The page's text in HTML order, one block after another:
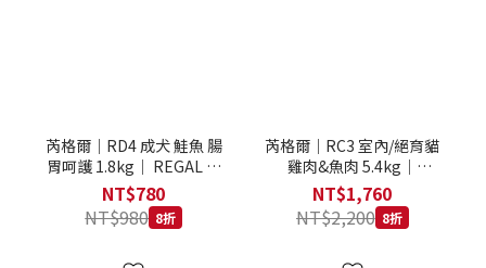
芮格爾｜RD4 成犬 鮭魚 腸
胃呵護 1.8kg｜ REGAL 天
然犬糧 狗飼料
NT$780
NT$980 8折
芮格爾｜RC3 室內/絕育貓
雞肉&魚肉 5.4kg｜
REGAL 天然貓糧 貓飼料
NT$1,760
NT$2,200 8折